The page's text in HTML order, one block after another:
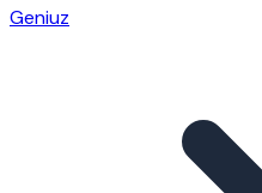
Geniuz